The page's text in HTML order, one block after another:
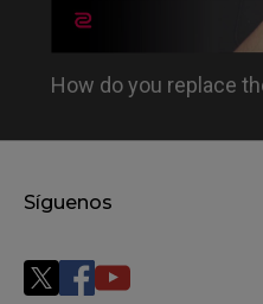
How do you replace
Síguenos